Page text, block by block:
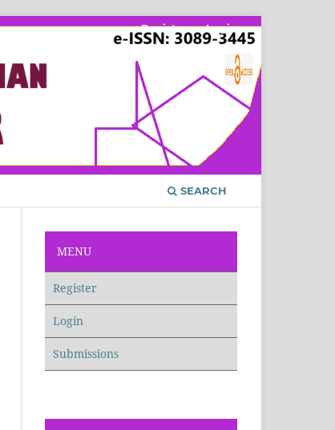
SEARCH
Register Login
MENU
Register
Login
Submissions